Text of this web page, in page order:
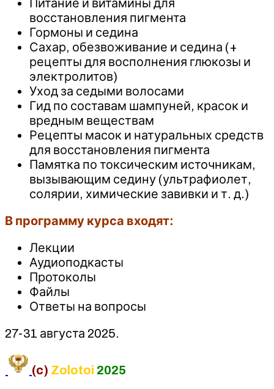
Питание и витамины для
восстановления пигмента
Гормоны и седина
Сахар, обезвоживание и седина (+
рецепты для восполнения глюкозы и
электролитов)
Уход за седыми волосами
Гид по составам шампуней, красок и
вредным веществам
Рецепты масок и натуральных средств
для восстановления пигмента
Памятка по токсическим источникам,
вызывающим седину (ультрафиолет,
солярии, химические завивки и т. д.)
В программу курса входят:
Лекции
Аудиоподкасты
Протоколы
Файлы
Ответы на вопросы
27-31 августа 2025.
(c) Zolotoi 2025